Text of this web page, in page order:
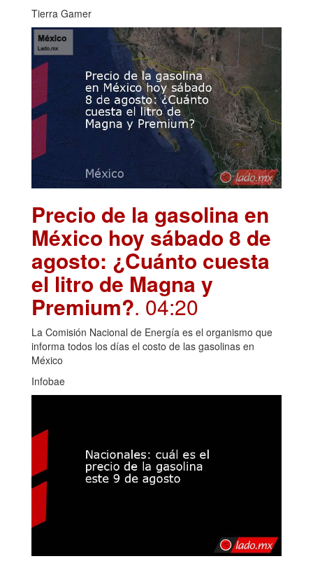
Tierra Gamer
Precio de la gasolina en
México hoy sábado 8 de
agosto: ¿Cuánto cuesta
el litro de Magna y
Premium?. 04:20
La Comisión Nacional de Energía es el organismo que
informa todos los días el costo de las gasolinas en
México
Infobae